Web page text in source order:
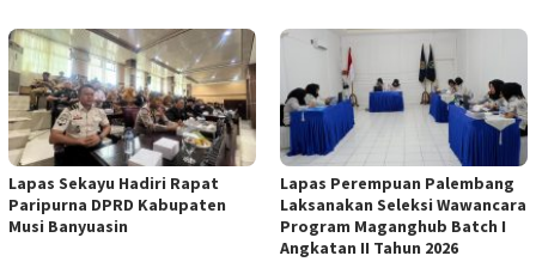
Lapas Sekayu Hadiri Rapat
Paripurna DPRD Kabupaten
Musi Banyuasin
Lapas Perempuan Palembang
Laksanakan Seleksi Wawancara
Program Maganghub Batch I
Angkatan II Tahun 2026